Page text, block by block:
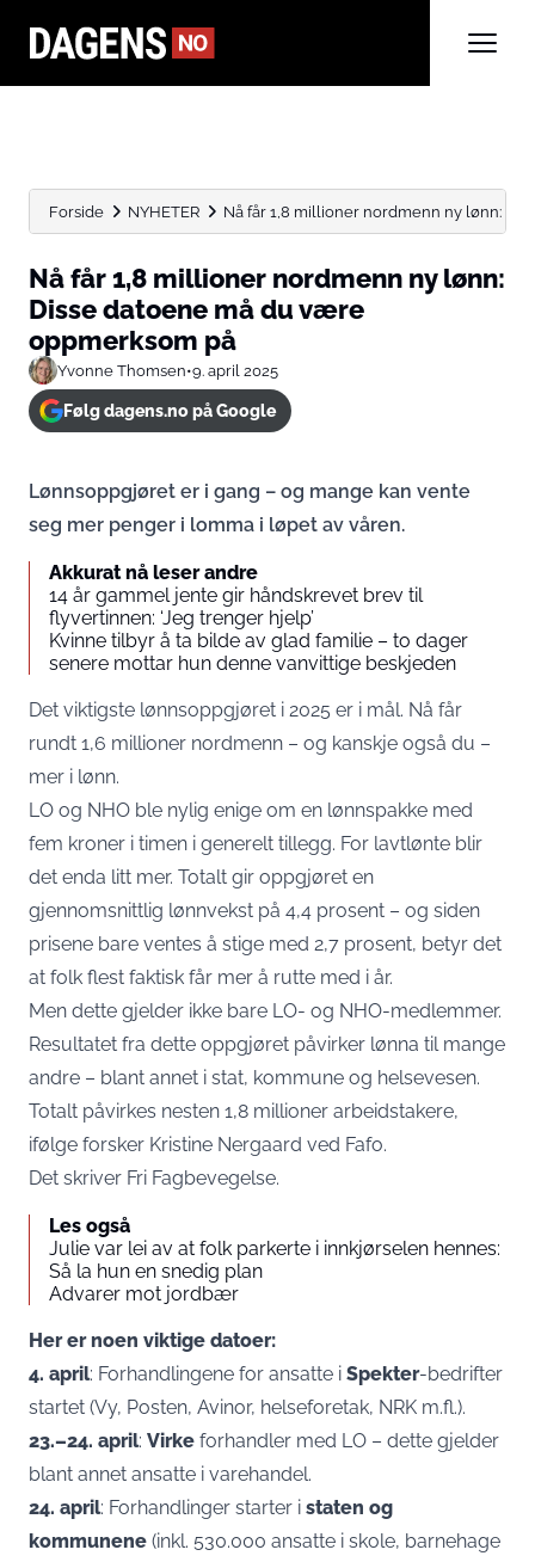
Forside NYHETER Nå får 1,8 millioner nordmenn ny lønn:
Nå får 1,8 millioner nordmenn ny lønn:
Disse datoene må du være
oppmerksom på
Yvonne Thomsen•9. april 2025
Følg dagens.no på Google
Lønnsoppgjøret er i gang – og mange kan vente
seg mer penger i lomma i løpet av våren.
Akkurat nå leser andre
14 år gammel jente gir håndskrevet brev til
flyvertinnen: ‘Jeg trenger hjelp’
Kvinne tilbyr å ta bilde av glad familie – to dager
senere mottar hun denne vanvittige beskjeden
Det viktigste lønnsoppgjøret i 2025 er i mål. Nå får
rundt 1,6 millioner nordmenn – og kanskje også du –
mer i lønn.
LO og NHO ble nylig enige om en lønnspakke med
fem kroner i timen i generelt tillegg. For lavtlønte blir
det enda litt mer. Totalt gir oppgjøret en
gjennomsnittlig lønnvekst på 4,4 prosent – og siden
prisene bare ventes å stige med 2,7 prosent, betyr det
at folk flest faktisk får mer å rutte med i år.
Men dette gjelder ikke bare LO- og NHO-medlemmer.
Resultatet fra dette oppgjøret påvirker lønna til mange
andre – blant annet i stat, kommune og helsevesen.
Totalt påvirkes nesten 1,8 millioner arbeidstakere,
ifølge forsker Kristine Nergaard ved Fafo.
Det skriver Fri Fagbevegelse.
Les også
Julie var lei av at folk parkerte i innkjørselen hennes:
Så la hun en snedig plan
Advarer mot jordbær
Her er noen viktige datoer:
4. april: Forhandlingene for ansatte i Spekter-bedrifter
startet (Vy, Posten, Avinor, helseforetak, NRK m.fl.).
23.–24. april: Virke forhandler med LO – dette gjelder
blant annet ansatte i varehandel.
24. april: Forhandlinger starter i staten og
kommunene (inkl. 530.000 ansatte i skole, barnehage